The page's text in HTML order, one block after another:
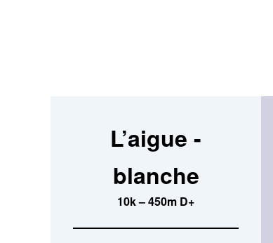
L’aigue -
blanche
10k – 450m D+